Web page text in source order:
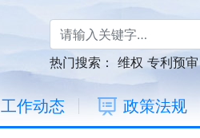
热门搜索：维权 专利预审
工作动态 政策法规